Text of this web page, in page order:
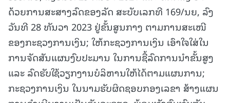
ດ້ວຍການສະສາງລົດຂອງລັດ ສະບັບເລກທີ 169/ນຍ, ລົງ
ວັນທີ 28 ທັນວາ 2023 ຢູ່ຂັ້ນສູນກາງ ຕາມການສະເໜີ
ຂອງກະຊວງການເງິນ; ໃຫ້ກະຊວງການເງິນ ເອົາໃຈໃສ່ໃນ
ການຈັດສັນແຜນງົບປະມານ ໃນການຊື້ລົດການນໍາຂັ້ນສູງ
ແລະ ລົດຮັບໃຊ້ວຽກງານບໍລິຫານໃຫ້ໄດ້ຕາມແຜນການ;
ກະຊວງການເງິນ ໃນນາມຮັບຜິດຊອບກອງເລຂາ ສ້າງແຜນ